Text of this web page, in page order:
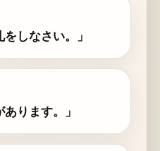
しなさい。」
ります。」